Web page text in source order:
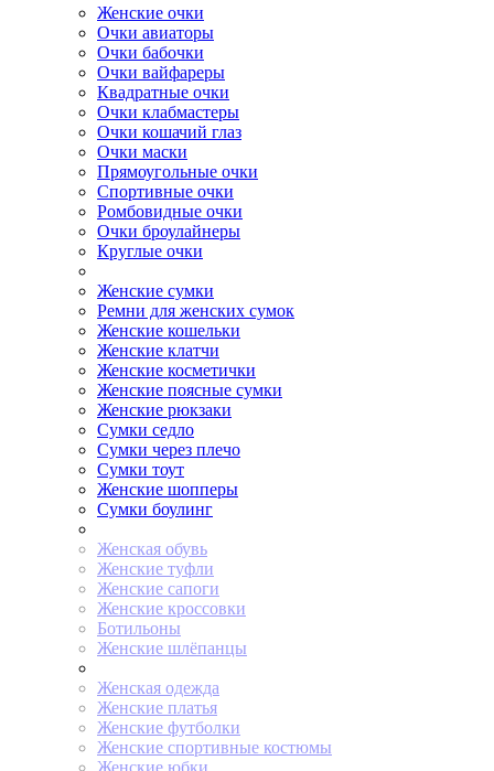
Женские очки
Очки авиаторы
Очки бабочки
Очки вайфареры
Квадратные очки
Очки клабмастеры
Очки кошачий глаз
Очки маски
Прямоугольные очки
Спортивные очки
Ромбовидные очки
Очки броулайнеры
Круглые очки
Женские сумки
Ремни для женских сумок
Женские кошельки
Женские клатчи
Женские косметички
Женские поясные сумки
Женские рюкзаки
Сумки седло
Сумки через плечо
Сумки тоут
Женские шопперы
Сумки боулинг
Женская обувь
Женские туфли
Женские сапоги
Женские кроссовки
Ботильоны
Женские шлёпанцы
Женская одежда
Женские платья
Женские футболки
Женские спортивные костюмы
Женские юбки